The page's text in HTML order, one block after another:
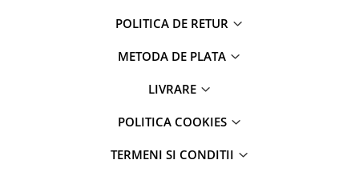
dezinfectare maini si consumabile
Dispenser acoperitori incaltaminte
Rola cearceaf medical si lavete
Role hartie industriala
POLITICA DE RETUR
METODA DE PLATA
LIVRARE
POLITICA COOKIES
TERMENI SI CONDITII